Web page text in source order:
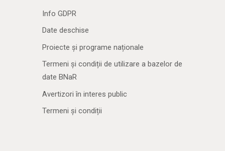
Info GDPR
Date deschise
Proiecte și programe naționale
Termeni și condiții de utilizare a bazelor de
date BNaR
Avertizori în interes public
Termeni și condiții